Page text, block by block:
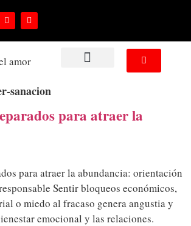
sanacion
para atraer la
para atraer la abundancia: orientación
Sentir bloqueos económicos,
o miedo al fracaso genera angustia y
emocional y las relaciones.